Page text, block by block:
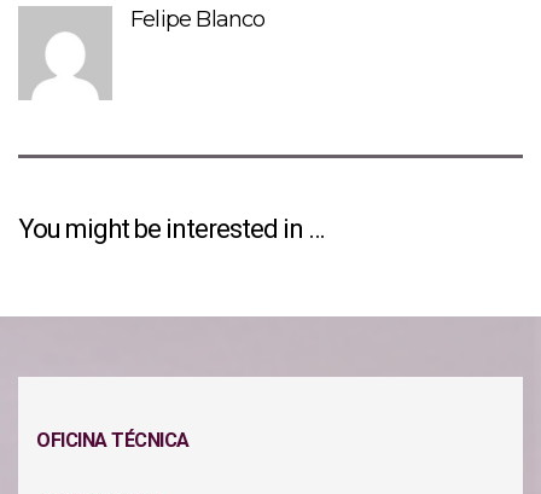
Felipe Blanco
You might be interested in …
OFICINA TÉCNICA